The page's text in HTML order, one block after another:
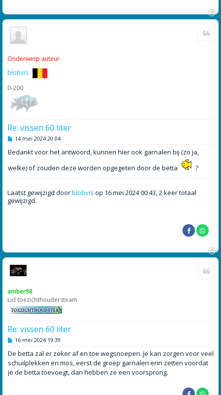
O
Onderwerp auteur
blobvis
0-200
Re: vissen 60 liter
B
r
i
h
14 mei 2024 20:04
Bedankt voor het antwoord, kunnen hier ook garnalen bij (zo ja,
welke) of zouden deze worden opgegeten door de betta
?
Laatst gewijzigd doorblobvis op 16 mei 2024 00:43, 2 keer totaal
gewijzigd.
O
amber98
Lid toezichthoudersteam
Re: vissen 60 liter
B
r
i
c
h
16 mei 2024 19:39
De betta zal er zeker af en toe wegsnoepen. Je kan zorgen voor veel
schuilplekken en mos, eerst de groep garnalen erin zetten voordat
je de betta toevoegt, dan hebben ze een voorsprong.